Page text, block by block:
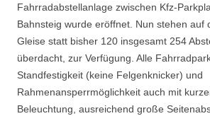
Fahrradabstellanlage zwischen Kfz-
Bahnsteig wurde eröffnet. Nun stehen auf
Gleise statt bisher 120 insgesamt 254
überdacht, zur Verfügung. Alle
Standfestigkeit (keine Felgenknicker) und
Rahmenansperrmöglichkeit auch mit
Beleuchtung, ausreichend große